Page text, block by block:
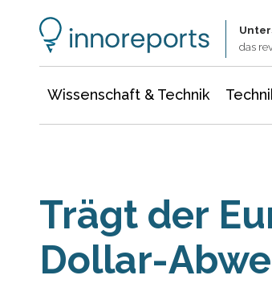
das
Wissenschaft & Technik
Trägt der
Dollar-